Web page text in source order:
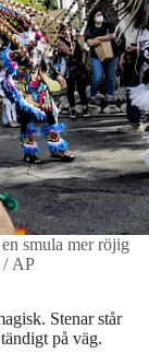
smula mer röjig
/ AP
Stenar står
på väg.